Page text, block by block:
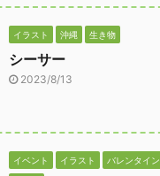
イラスト 沖縄 生き物
シーサー
2023/8/13
イベント イラスト バレンタイン